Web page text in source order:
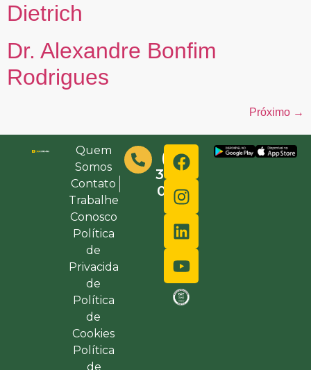
Dietrich
Dr. Alexandre Bonfim
Rodrigues
Próximo →
Quem
Somos
Contato
Trabalhe
Conosco
Política
de
Privacida
de
Política
de
Cookies
Política
de
(48)
3632-
0000